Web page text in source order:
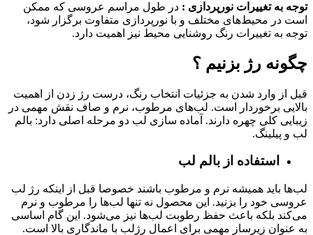
توجه به تغییرات نورپردازی : در طول مراسم عروسی که ممکن
است در محیط‌های مختلف و با نورپردازی متفاوت برگزار شود،
توجه به تغییرات رنگ روشنایی محیط نیز اهمیت دارد.
چگونه رژ بزنیم ؟
قبل از وارد شدن به جزئیات انتخاب رنگ، درست رژ زدن از اهمیت
بالایی برخوردار است. لب‌های مرطوب، نرم و صاف نقش مهمی در
زیبایی کلی چهره دارند. آماده ‌سازی لب دو مرحله اصلی دارد: بالم
لب و پیلینگ.
استفاده از بالم لب
لب‌ها باید همیشه نرم و مرطوب باشند خصوصا قبل از اینکه رژ لب
عروسی خود را بزنید. این محصول نه تنها لب‌ها را مرطوب و نرم
می‌کند بلکه باعث حفظ رطوبت لب‌ها نیز می‌شود. این گام اساسی
به عنوان زیرساز مهمی برای اعمال رژلب با ماندگاری بالا است.